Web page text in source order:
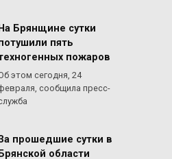
На Брянщине сутки
пять
пожаров
этом сегодня, 24
сообщила пресс-
прошедшие сутки в
Брянской области